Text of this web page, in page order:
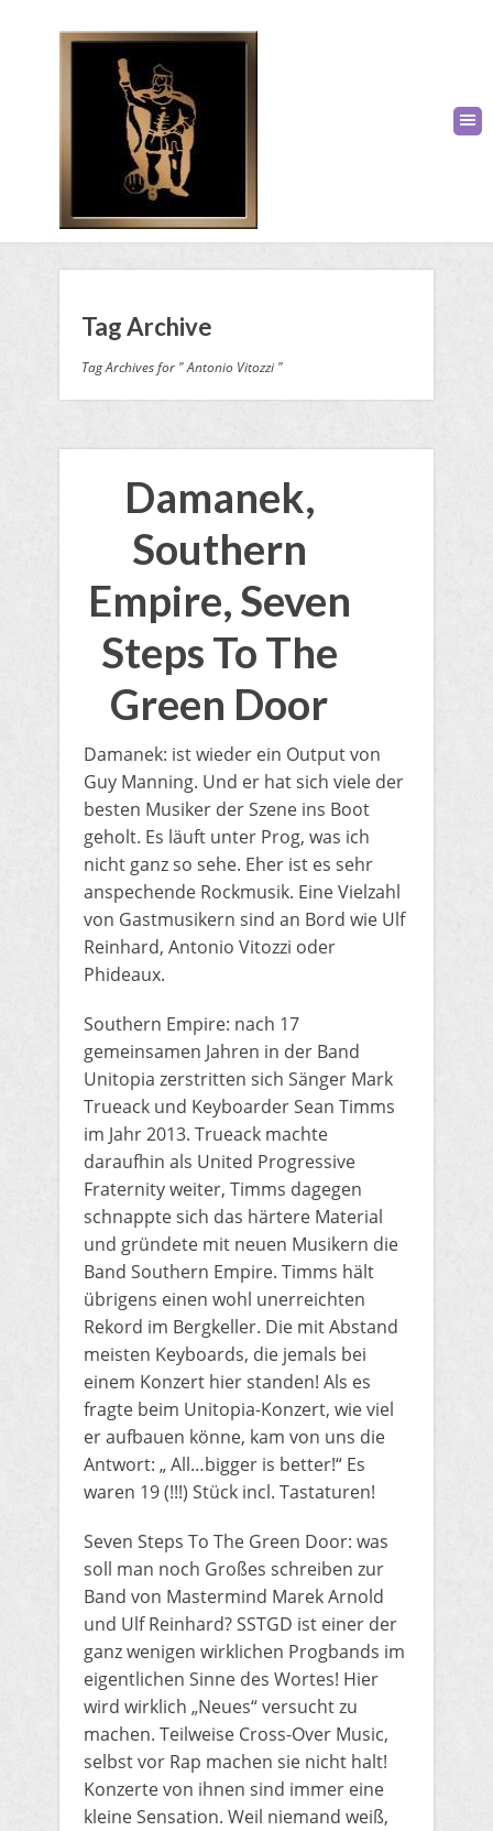
Tag Archive
Tag Archives for " Antonio Vitozzi "
Damanek,
Southern
Empire, Seven
Steps To The
Green Door
Damanek: ist wieder ein Output von
Guy Manning. Und er hat sich viele der
besten Musiker der Szene ins Boot
geholt. Es läuft unter Prog, was ich
nicht ganz so sehe. Eher ist es sehr
anspechende Rockmusik. Eine Vielzahl
von Gastmusikern sind an Bord wie Ulf
Reinhard, Antonio Vitozzi oder
Phideaux.
Southern Empire: nach 17
gemeinsamen Jahren in der Band
Unitopia zerstritten sich Sänger Mark
Trueack und Keyboarder Sean Timms
im Jahr 2013. Trueack machte
daraufhin als United Progressive
Fraternity weiter, Timms dagegen
schnappte sich das härtere Material
und gründete mit neuen Musikern die
Band Southern Empire. Timms hält
übrigens einen wohl unerreichten
Rekord im Bergkeller. Die mit Abstand
meisten Keyboards, die jemals bei
einem Konzert hier standen! Als es
fragte beim Unitopia-Konzert, wie viel
er aufbauen könne, kam von uns die
Antwort: „ All…bigger is better!“ Es
waren 19 (!!!) Stück incl. Tastaturen!
Seven Steps To The Green Door: was
soll man noch Großes schreiben zur
Band von Mastermind Marek Arnold
und Ulf Reinhard? SSTGD ist einer der
ganz wenigen wirklichen Progbands im
eigentlichen Sinne des Wortes! Hier
wird wirklich „Neues“ versucht zu
machen. Teilweise Cross-Over Music,
selbst vor Rap machen sie nicht halt!
Konzerte von ihnen sind immer eine
kleine Sensation. Weil niemand weiß,